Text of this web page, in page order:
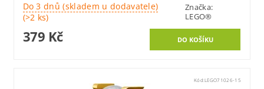
Do 3 dnů (skladem u dodavatele)
(>2 ks)
Značka:
LEGO®
379 Kč
Kód:LEGO71026-15